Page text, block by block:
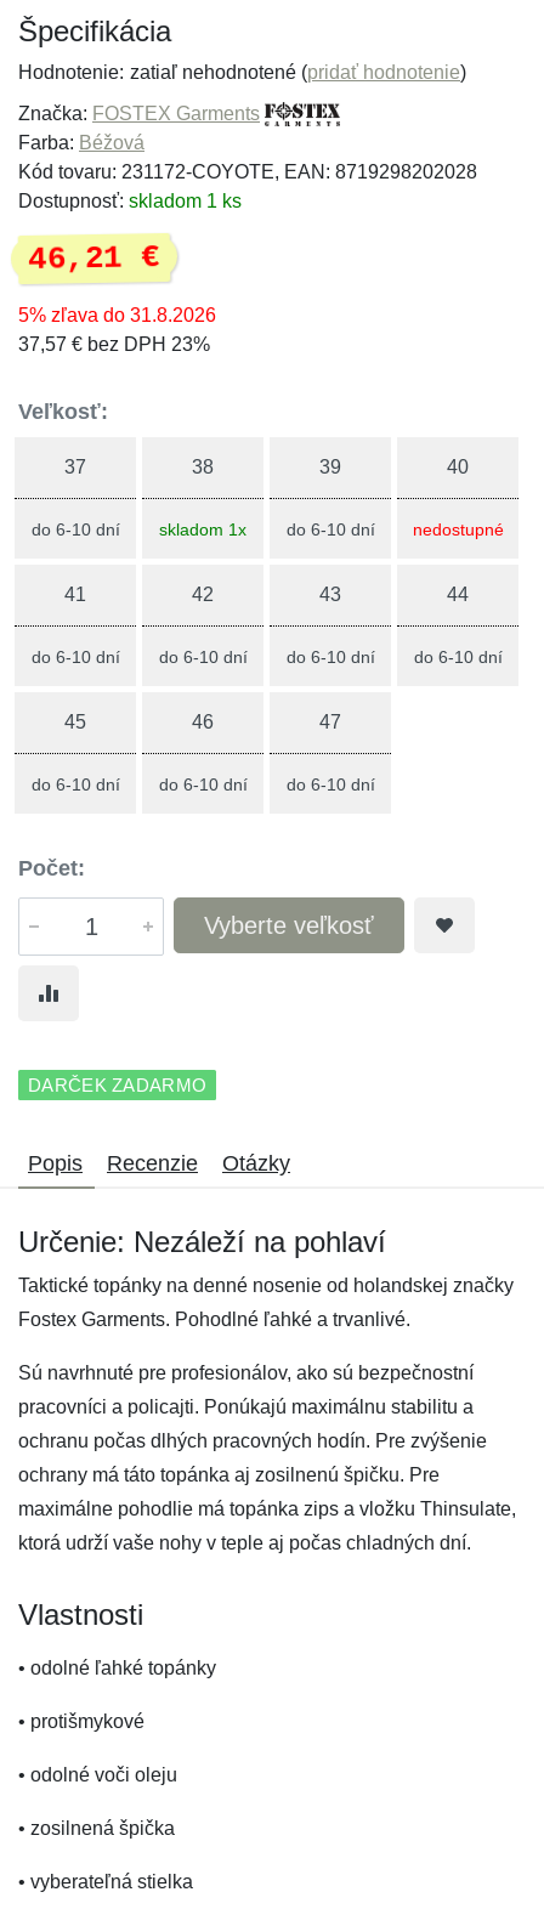
Špecifikácia
Hodnotenie: zatiaľ nehodnotené (pridať hodnotenie)
Značka: FOSTEX Garments
Farba: Béžová
Kód tovaru: 231172-COYOTE, EAN: 8719298202028
Dostupnosť: skladom 1 ks
46,21 €
5% zľava do 31.8.2026
37,57 € bez DPH 23%
Veľkosť:
37
do 6-10 dní
38
skladom 1x
39
do 6-10 dní
40
nedostupné
41
do 6-10 dní
42
do 6-10 dní
43
do 6-10 dní
44
do 6-10 dní
45
do 6-10 dní
46
do 6-10 dní
47
do 6-10 dní
Počet:
Vyberte veľkosť
DARČEK ZADARMO
Popis Recenzie Otázky
Určenie: Nezáleží na pohlaví
Taktické topánky na denné nosenie od holandskej značky
Fostex Garments. Pohodlné ľahké a trvanlivé.
Sú navrhnuté pre profesionálov, ako sú bezpečnostní
pracovníci a policajti. Ponúkajú maximálnu stabilitu a
ochranu počas dlhých pracovných hodín. Pre zvýšenie
ochrany má táto topánka aj zosilnenú špičku. Pre
maximálne pohodlie má topánka zips a vložku Thinsulate,
ktorá udrží vaše nohy v teple aj počas chladných dní.
Vlastnosti
• odolné ľahké topánky
• protišmykové
• odolné voči oleju
• zosilnená špička
• vyberateľná stielka